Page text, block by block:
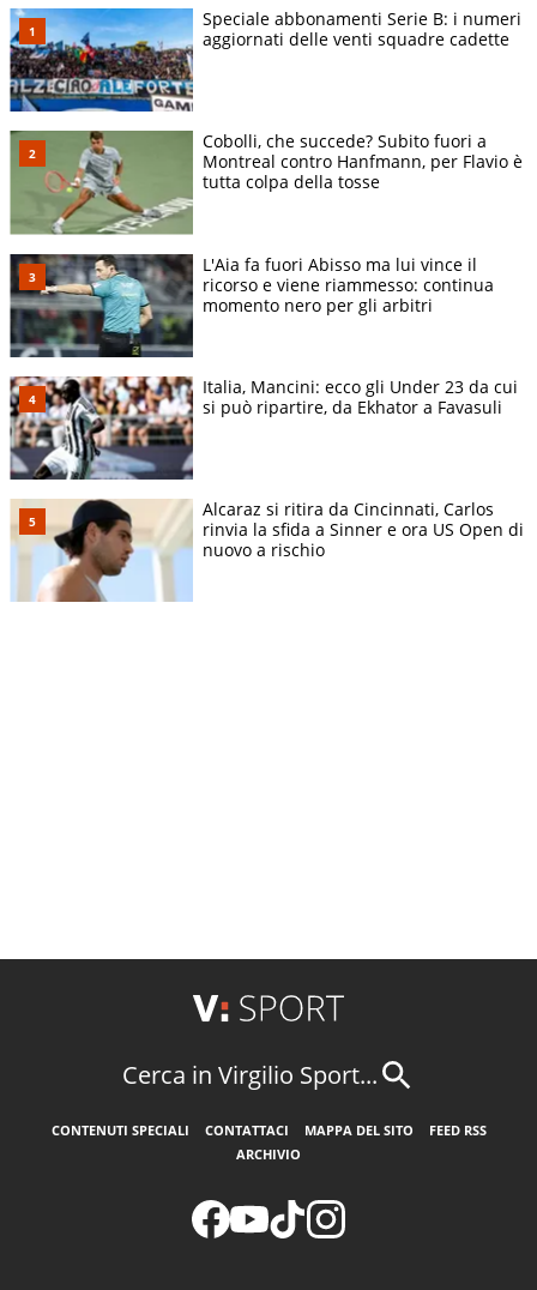
Speciale abbonamenti Serie B: i numeri
aggiornati delle venti squadre cadette
Cobolli, che succede? Subito fuori a
Montreal contro Hanfmann, per Flavio è
tutta colpa della tosse
L'Aia fa fuori Abisso ma lui vince il
ricorso e viene riammesso: continua
momento nero per gli arbitri
Italia, Mancini: ecco gli Under 23 da cui
si può ripartire, da Ekhator a Favasuli
Alcaraz si ritira da Cincinnati, Carlos
rinvia la sfida a Sinner e ora US Open di
nuovo a rischio
Cerca in Virgilio Sport...
CONTENUTI SPECIALI CONTATTACI MAPPA DEL SITO
FEED RSS
ARCHIVIO